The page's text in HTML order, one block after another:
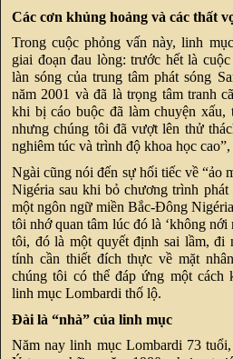
Các cơn khủng hoảng và các thất
Trong cuộc phỏng vấn này, linh
giai đoạn đau lòng: trước hết là
làn sóng của trung tâm phát sóng
năm 2001 và đã là trọng tâm tranh
khi bị cáo buộc đã làm chuyện xấu,
nhưng chúng tôi đã vượt lên thử
nghiêm túc và trình độ khoa học
Ngài cũng nói đến sự hối tiếc về “ảo
Nigéria sau khi bỏ chương trình phát
một ngôn ngữ miền Bắc-Đông
tôi nhớ quan tâm lúc đó là ‘không
tôi, đó là một quyết định sai lầm, đi
tính cần thiết đích thực về mặt
chúng tôi có thể đáp ứng một cách
linh mục Lombardi thố lộ.
Đài là “nhà” của linh mục
Năm nay linh mục Lombardi 73